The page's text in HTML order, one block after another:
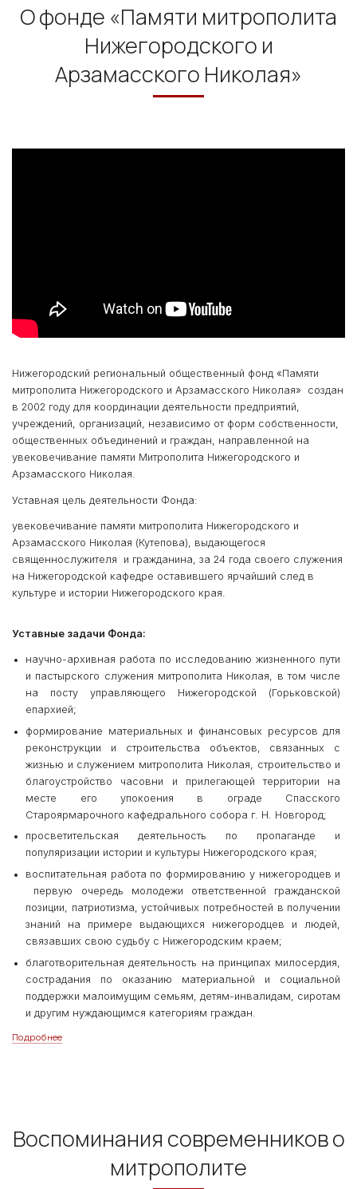
О фонде «Памяти митрополита
Нижегородского и
Арзамасского Николая»
Нижегородский региональный общественный фонд «Памяти
митрополита Нижегородского и Арзамасского Николая» создан
в 2002 году для координации деятельности предприятий,
учреждений, организаций, независимо от форм собственности,
общественных объединений и граждан, направленной на
увековечивание памяти Митрополита Нижегородского и
Арзамасского Николая.
Уставная цель деятельности Фонда:
увековечивание памяти митрополита Нижегородского и
Арзамасского Николая (Кутепова), выдающегося
священнослужителя и гражданина, за 24 года своего служения
на Нижегородской кафедре оставившего ярчайший след в
культуре и истории Нижегородского края.
Уставные задачи Фонда:
научно-архивная работа по исследованию жизненного пути
и пастырского служения митрополита Николая, в том числе
на посту управляющего Нижегородской (Горьковской)
епархией;
формирование материальных и финансовых ресурсов для
реконструкции и строительства объектов, связанных с
жизнью и служением митрополита Николая, строительство и
благоустройство часовни и прилегающей территории на
месте его упокоения в ограде Спасского
Староярмарочного кафедрального собора г. Н. Новгород;
просветительская деятельность по пропаганде и
популяризации истории и культуры Нижегородского края;
воспитательная работа по формированию у нижегородцев и
первую очередь молодежи ответственной гражданской
позиции, патриотизма, устойчивых потребностей в получении
знаний на примере выдающихся нижегородцев и людей,
связавших свою судьбу с Нижегородским краем;
благотворительная деятельность на принципах милосердия,
сострадания по оказанию материальной и социальной
поддержки малоимущим семьям, детям-инвалидам, сиротам
и другим нуждающимся категориям граждан.
Подробнее
Воспоминания современников о
митрополите